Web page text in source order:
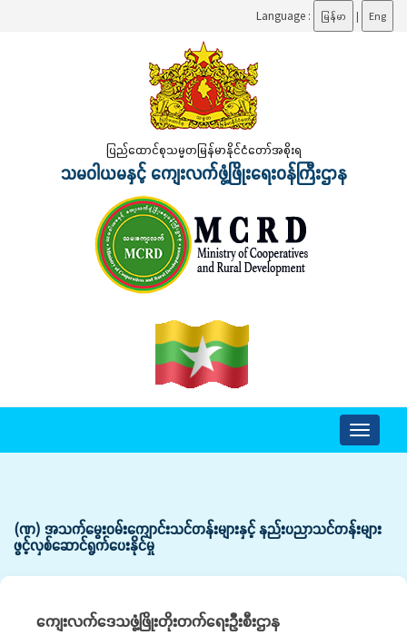
Language : မြန်မာ | Eng
ပြည်ထောင်စုသမ္မတမြန်မာနိုင်ငံတော်အစိုးရ
သမဝါယမနှင့် ကျေးလက်ဖွံ့ဖြိုးရေးဝန်ကြီးဌာန
Toggle
(ဏ) အသက်မွေးဝမ်းကျောင်းသင်တန်းများနှင့် နည်းပညာသင်တန်းများ
ဖွင့်လှစ်ဆောင်ရွက်ပေးနိုင်မှု
ကျေးလက်ဒေသဖွံ့ဖြိုးတိုးတက်ရေးဦးစီးဌာန